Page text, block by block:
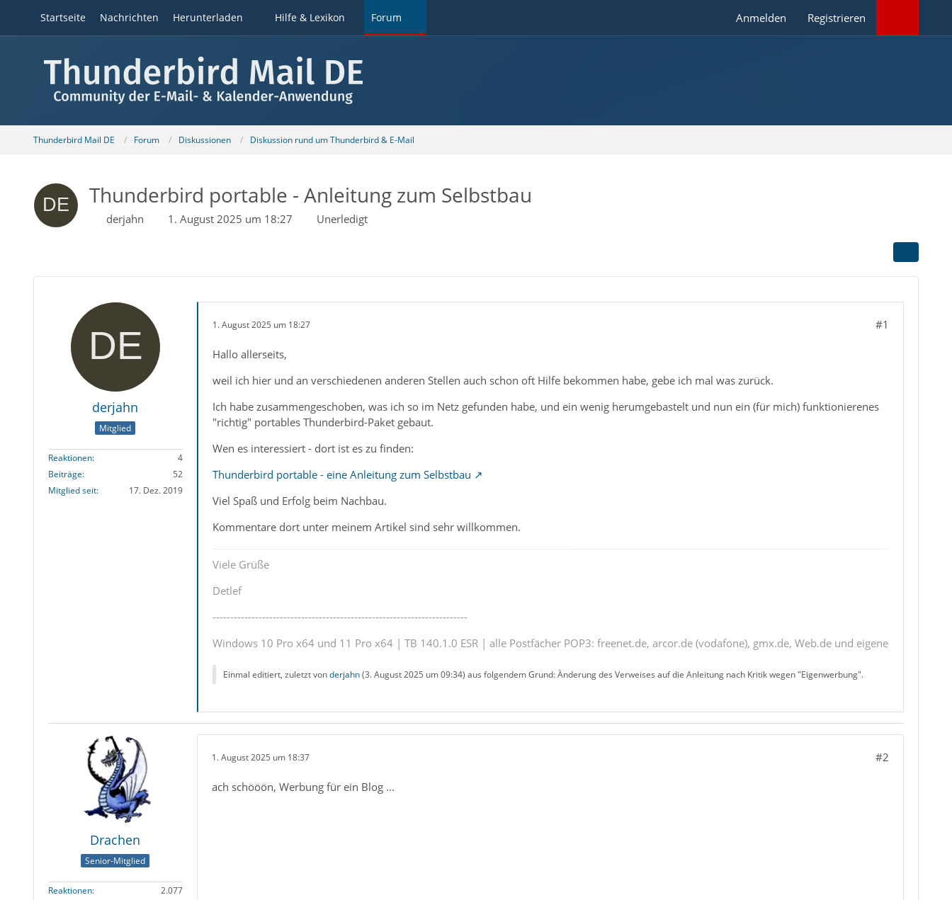
Startseite Nachrichten Herunterladen Hilfe & Lexikon Forum Anmelden Registrieren
Thunderbird Mail DE Forum Diskussionen Diskussion rund um Thunderbird & E-Mail
Thunderbird portable - Anleitung zum Selbstbau
derjahn 1. August 2025 um 18:27 Unerledigt
derjahn
Mitglied
Reaktionen
4
Beiträge
52
Mitglied seit
17. Dez. 2019
1. August 2025 um 18:27 #1
Hallo allerseits,
weil ich hier und an verschiedenen anderen Stellen auch schon oft Hilfe bekommen habe, gebe ich mal was zurück.
Ich habe zusammengeschoben, was ich so im Netz gefunden habe, und ein wenig herumgebastelt und nun ein (für mich) funktionierenes
"richtig" portables Thunderbird-Paket gebaut.
Wen es interessiert - dort ist es zu finden:
Thunderbird portable - eine Anleitung zum Selbstbau
Viel Spaß und Erfolg beim Nachbau.
Kommentare dort unter meinem Artikel sind sehr willkommen.
Viele Grüße
Detlef
------------------------------------------------------------------------
Windows 10 Pro x64 und 11 Pro x64 | TB 140.1.0 ESR | alle Postfächer POP3: freenet.de, arcor.de (vodafone), gmx.de, Web.de und eigene
Einmal editiert, zuletzt vonderjahn(3. August 2025 um 09:34) aus folgendem Grund: Änderung des Verweises auf die Anleitung nach Kritik wegen "Eigenwerbung".
Drachen
Senior-Mitglied
Reaktionen
2.077
1. August 2025 um 18:37 #2
ach schööön, Werbung für ein Blog ...